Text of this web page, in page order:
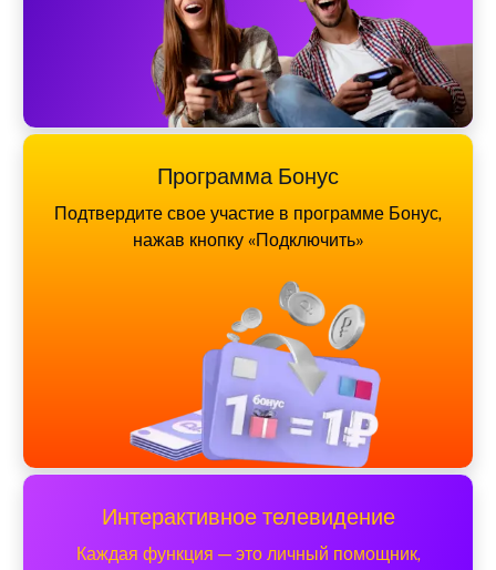
Программа Бонус
Подтвердите свое участие в программе Бонус,
нажав кнопку «Подключить»
Интерактивное телевидение
Каждая функция — это личный помощник,